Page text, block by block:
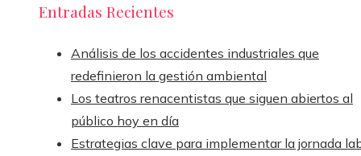
Entradas Recientes
Análisis de los accidentes industriales que
redefinieron la gestión ambiental
Los teatros renacentistas que siguen abiertos al
público hoy en día
Estrategias clave para implementar la jornada